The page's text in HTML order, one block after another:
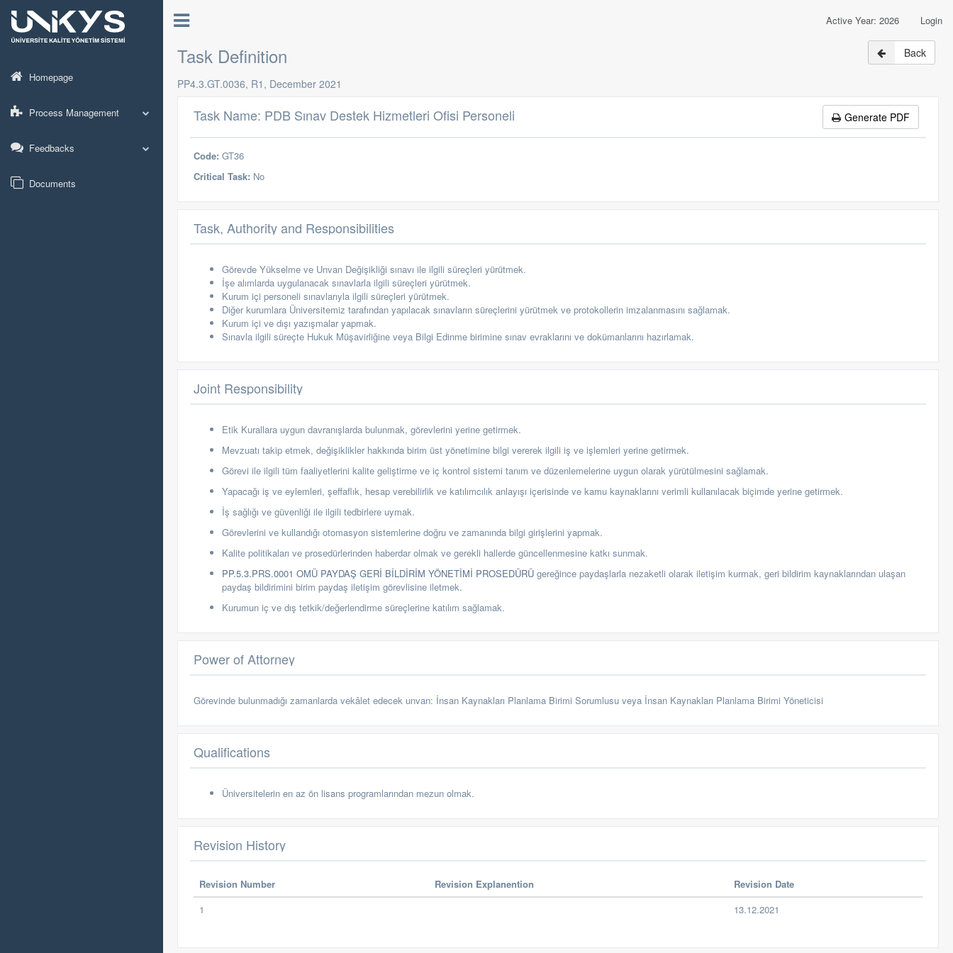
Homepage
Process Management
Feedbacks
Documents
Login
Active Year: 2026
Task Definition Back
PP4.3.GT.0036, R1, December 2021
Task Name: PDB Sınav Destek Hizmetleri Ofisi Personeli Generate PDF
Code: GT36
Critical Task: No
Task, Authority and Responsibilities
Görevde Yükselme ve Unvan Değişikliği sınavı ile ilgili süreçleri yürütmek.
İşe alımlarda uygulanacak sınavlarla ilgili süreçleri yürütmek.
Kurum içi personeli sınavlarıyla ilgili süreçleri yürütmek.
Diğer kurumlara Üniversitemiz tarafından yapılacak sınavların süreçlerini yürütmek ve protokollerin imzalanmasını sağlamak.
Kurum içi ve dışı yazışmalar yapmak.
Sınavla ilgili süreçte Hukuk Müşavirliğine veya Bilgi Edinme birimine sınav evraklarını ve dokümanlarını hazırlamak.
Joint Responsibility
Etik Kurallara uygun davranışlarda bulunmak, görevlerini yerine getirmek.
Mevzuatı takip etmek, değişiklikler hakkında birim üst yönetimine bilgi vererek ilgili iş ve işlemleri yerine getirmek.
Görevi ile ilgili tüm faaliyetlerini kalite geliştirme ve iç kontrol sistemi tanım ve düzenlemelerine uygun olarak yürütülmesini sağlamak.
Yapacağı iş ve eylemleri, şeffaflık, hesap verebilirlik ve katılımcılık anlayışı içerisinde ve kamu kaynaklarını verimli kullanılacak biçimde yerine getirmek.
İş sağlığı ve güvenliği ile ilgili tedbirlere uymak.
Görevlerini ve kullandığı otomasyon sistemlerine doğru ve zamanında bilgi girişlerini yapmak.
Kalite politikaları ve prosedürlerinden haberdar olmak ve gerekli hallerde güncellenmesine katkı sunmak.
PP.5.3.PRS.0001 OMÜ PAYDAŞ GERİ BİLDİRİM YÖNETİMİ PROSEDÜRÜ gereğince paydaşlarla nezaketli olarak iletişim kurmak, geri bildirim kaynaklarından ulaşan
paydaş bildirimini birim paydaş iletişim görevlisine iletmek.
Kurumun iç ve dış tetkik/değerlendirme süreçlerine katılım sağlamak.
Power of Attorney
Görevinde bulunmadığı zamanlarda vekâlet edecek unvan: İnsan Kaynakları Planlama Birimi Sorumlusu veya İnsan Kaynakları Planlama Birimi Yöneticisi
Qualifications
Üniversitelerin en az ön lisans programlarından mezun olmak.
Revision History
Revision Number Revision Explanention
Revision Date
1
13.12.2021